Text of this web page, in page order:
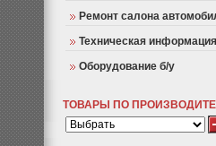
Ремонт салона
Техническая информация
Оборудование б/у
ТОВАРЫ ПО